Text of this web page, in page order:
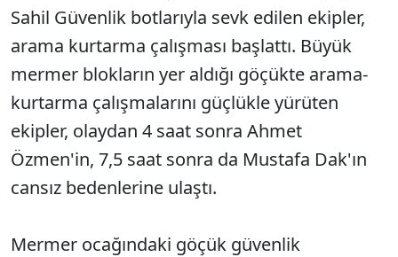
Sahil Güvenlik botlarıyla sevk edilen ekipler,
arama kurtarma çalışması başlattı. Büyük
mermer blokların yer aldığı göçükte arama-
kurtarma çalışmalarını güçlükle yürüten
ekipler, olaydan 4 saat sonra Ahmet
Özmen'in, 7,5 saat sonra da Mustafa Dak'ın
cansız bedenlerine ulaştı.
Mermer ocağındaki göçük güvenlik